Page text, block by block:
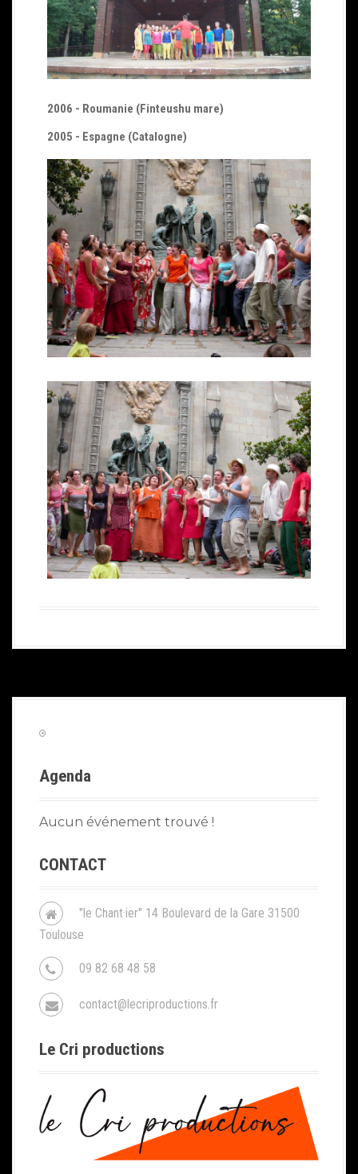
2006 - Roumanie (Finteushu mare)
2005 - Espagne (Catalogne)
Agenda
Aucun événement trouvé !
CONTACT
"le Chant·ier" 14 Boulevard de la Gare 31500
Toulouse
09 82 68 48 58
contact@lecriproductions.fr
Le Cri productions